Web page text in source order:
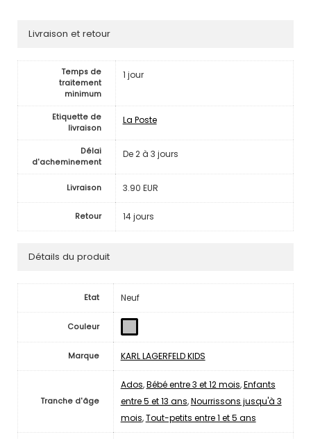
Livraison et retour
Temps de
traitement
minimum
1 jour
Etiquette de
livraison
La Poste
Délai
d'acheminement
De 2 à 3 jours
Livraison 3.90 EUR
Retour 14 jours
Détails du produit
Etat Neuf
Couleur
Marque KARL LAGERFELD KIDS
Tranche d'âge
Ados,Bébé entre 3 et 12 mois,Enfants
entre 5 et 13 ans,Nourrissons jusqu'à 3
mois,Tout-petits entre 1 et 5 ans